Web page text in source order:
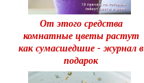
От этого средства
комнатные цветы растут
как сумасшедшие - журнал в
подарок